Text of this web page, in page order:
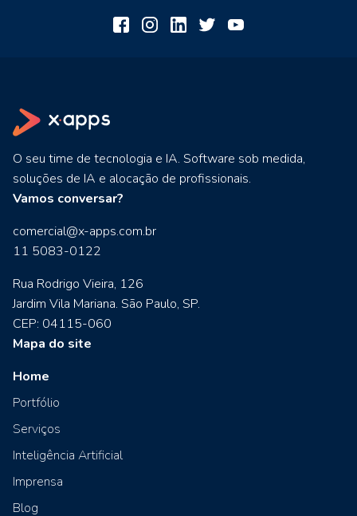
O seu time de tecnologia e IA. Software sob medida,
soluções de IA e alocação de profissionais.
Vamos conversar?
comercial@x-apps.com.br
11 5083-0122
Rua Rodrigo Vieira, 126
Jardim Vila Mariana. São Paulo, SP.
CEP: 04115-060
Mapa do site
Home
Portfólio
Serviços
Inteligência Artificial
Imprensa
Blog